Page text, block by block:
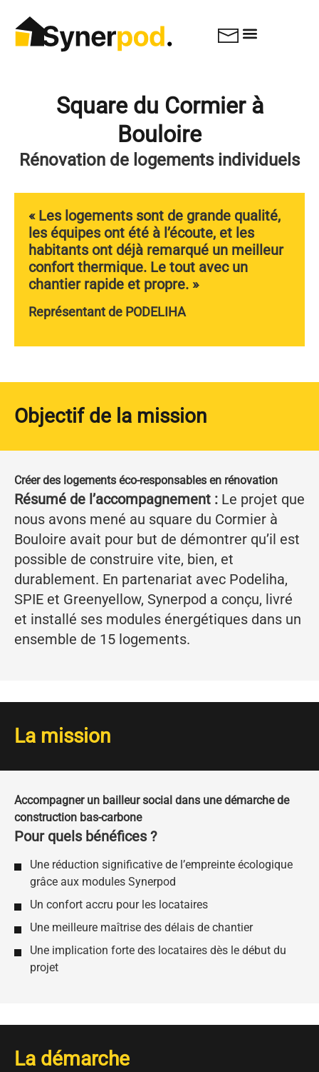
Square du Cormier à
Bouloire
Rénovation de logements individuels
« Les logements sont de grande qualité,
les équipes ont été à l’écoute, et les
habitants ont déjà remarqué un meilleur
confort thermique. Le tout avec un
chantier rapide et propre. »
Représentant de PODELIHA
Objectif de la mission
Créer des logements éco-responsables en rénovation
Résumé de l’accompagnement : Le projet que
nous avons mené au square du Cormier à
Bouloire avait pour but de démontrer qu’il est
possible de construire vite, bien, et
durablement. En partenariat avec Podeliha,
SPIE et Greenyellow, Synerpod a conçu, livré
et installé ses modules énergétiques dans un
ensemble de 15 logements.
La mission
Accompagner un bailleur social dans une démarche de
construction bas-carbone
Pour quels bénéfices ?
Une réduction significative de l’empreinte écologique
grâce aux modules Synerpod
Un confort accru pour les locataires
Une meilleure maîtrise des délais de chantier
Une implication forte des locataires dès le début du
projet
La démarche